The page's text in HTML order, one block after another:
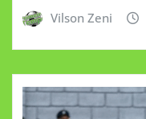
Vilson Zeni